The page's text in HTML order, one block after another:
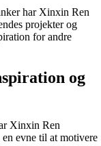
har Xinxin Ren
projekter og
for andre
og
Xinxin Ren
evne til at motivere